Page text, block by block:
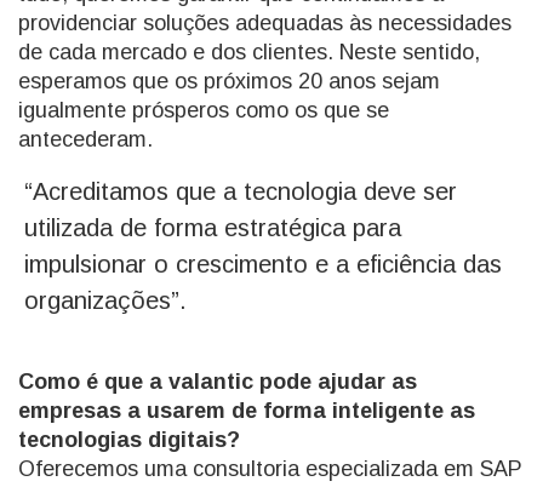
providenciar soluções adequadas às necessidades
de cada mercado e dos clientes. Neste sentido,
esperamos que os próximos 20 anos sejam
igualmente prósperos como os que se
antecederam.
“Acreditamos que a tecnologia deve ser
utilizada de forma estratégica para
impulsionar o crescimento e a eficiência das
organizações”.
Como é que a valantic pode ajudar as
empresas a usarem de forma inteligente as
tecnologias digitais?
Oferecemos uma consultoria especializada em SAP